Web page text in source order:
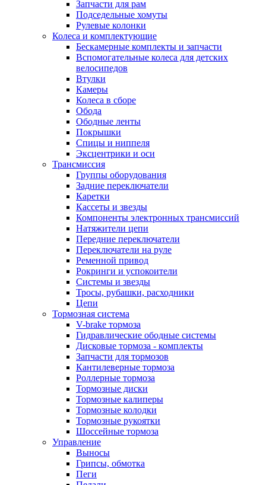
Запчасти для рам
Подседельные хомуты
Рулевые колонки
Колеса и комплектующие
Бескамерные комплекты и запчасти
Вспомогательные колеса для детских
велосипедов
Втулки
Камеры
Колеса в сборе
Обода
Ободные ленты
Покрышки
Спицы и ниппеля
Эксцентрики и оси
Трансмиссия
Группы оборудования
Задние переключатели
Каретки
Кассеты и звезды
Компоненты электронных трансмиссий
Натяжители цепи
Передние переключатели
Переключатели на руле
Ременной привод
Рокринги и успокоители
Системы и звезды
Тросы, рубашки, расходники
Цепи
Тормозная система
V-brake тормоза
Гидравлические ободные системы
Дисковые тормоза - комплекты
Запчасти для тормозов
Кантилеверные тормоза
Роллерные тормоза
Тормозные диски
Тормозные калиперы
Тормозные колодки
Тормозные рукоятки
Шоссейные тормоза
Управление
Выносы
Грипсы, обмотка
Пеги